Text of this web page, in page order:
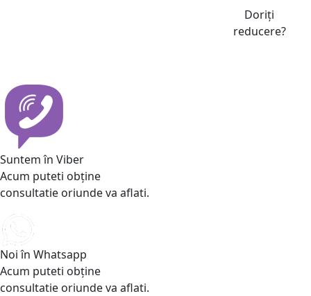
Doriți
reducere?
Suntem în Viber
Acum puteti obține
consultatie oriunde va aflati.
Noi în Whatsapp
Acum puteti obține
consultatie oriunde va aflati.